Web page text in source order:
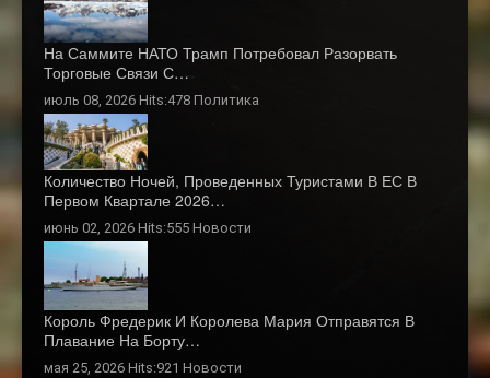
На Саммите НАТО Трамп Потребовал Разорвать
Торговые Связи С…
июль 08, 2026 Hits:478 Политика
Количество Ночей, Проведенных Туристами В ЕС В
Первом Квартале 2026…
июнь 02, 2026 Hits:555 Новости
Король Фредерик И Королева Мария Отправятся В
Плавание На Борту…
мая 25, 2026 Hits:921 Новости